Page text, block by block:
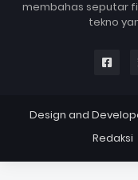
membahas seputar
tekno
Design and
Redaksi